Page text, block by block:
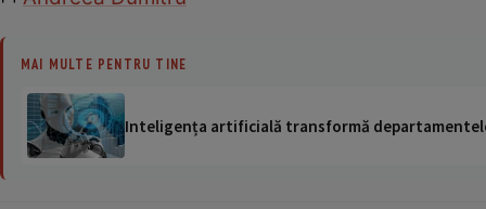
MAI MULTE PENTRU TINE
Inteligența artificială transformă